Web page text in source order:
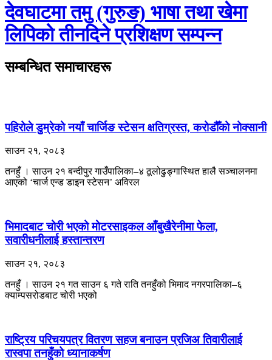
देवघाटमा तमु (गुरुङ) भाषा तथा खेमा
लिपिको तीनदिने प्रशिक्षण सम्पन्न
सम्बन्धित समाचारहरू
पहिरोले डुम्रेको नयाँ चार्जिङ स्टेसन क्षतिग्रस्त, करोडौँको नोक्सानी
साउन २१, २०८३
तनहुँ । साउन २१ बन्दीपुर गाउँपालिका–४ ठूलोढुङ्गास्थित हालै सञ्चालनमा
आएको ‘चार्ज एन्ड डाइन स्टेसन’ अविरल
भिमादबाट चोरी भएको मोटरसाइकल आँबुखैरेनीमा फेला,
सवारीधनीलाई हस्तान्तरण
साउन २१, २०८३
तनहुँ । साउन २१ गत साउन ६ गते राति तनहुँको भिमाद नगरपालिका–६
क्याम्पसरोडबाट चोरी भएको
राष्ट्रिय परिचयपत्र वितरण सहज बनाउन प्रजिअ तिवारीलाई
रास्वपा तनहुँको ध्यानाकर्षण